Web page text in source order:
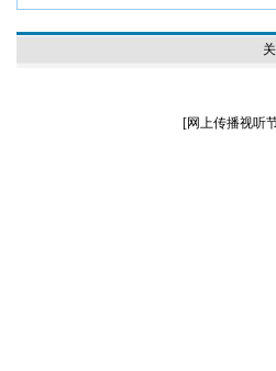
[网上传播视听